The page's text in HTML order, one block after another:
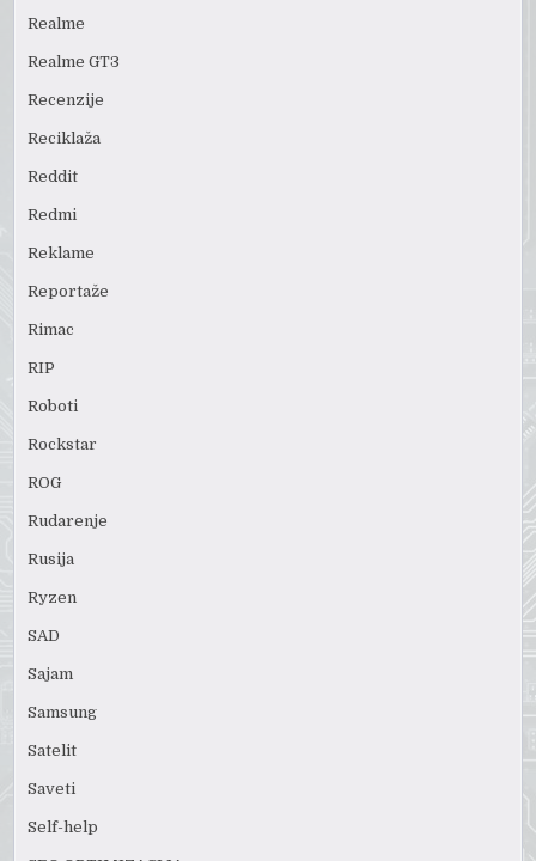
Realme
Realme GT3
Recenzije
Reciklaža
Reddit
Redmi
Reklame
Reportaže
Rimac
RIP
Roboti
Rockstar
ROG
Rudarenje
Rusija
Ryzen
SAD
Sajam
Samsung
Satelit
Saveti
Self-help